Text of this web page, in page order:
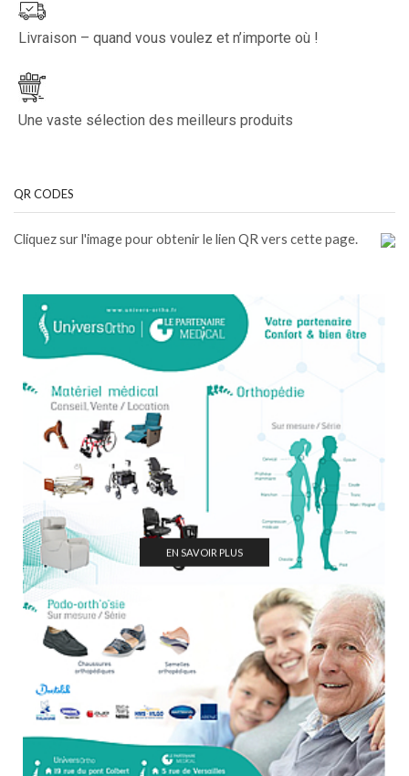
Livraison – quand vous voulez et n’importe où !
Une vaste sélection des meilleurs produits
QR CODES
Cliquez sur l'image pour obtenir le lien QR vers cette page.
EN SAVOIR PLUS